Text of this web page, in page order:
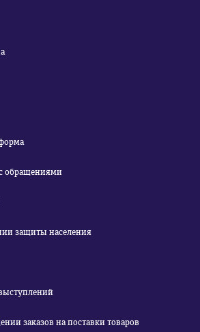
обращениями
защиты населения
заказов на поставки товаров